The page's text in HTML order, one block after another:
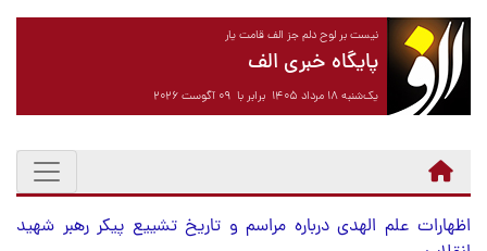
نیست بر لوح دلم جز الف قامت یار
پایگاه خبری الف
یک‌شنبه ۱۸ مرداد ۱۴۰۵ برابر با ۰۹ آگوست ۲۰۲۶
اظهارات علم الهدی درباره مراسم و تاریخ تشییع پیکر رهبر شهید